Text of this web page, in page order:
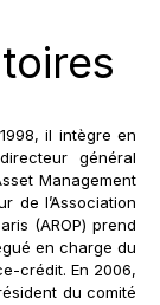
il intègre en
général
Management
de l’Association
(AROP) prend
en charge du
crédit. En 2006,
du comité